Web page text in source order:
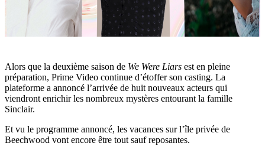
Alors que la deuxième saison de We Were Liars est en pleine
préparation, Prime Video continue d’étoffer son casting. La
plateforme a annoncé l’arrivée de huit nouveaux acteurs qui
viendront enrichir les nombreux mystères entourant la famille
Sinclair.
Et vu le programme annoncé, les vacances sur l’île privée de
Beechwood vont encore être tout sauf reposantes.